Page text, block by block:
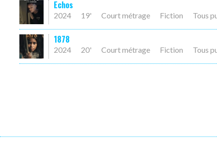
Echos
2024 19' Court métrage Fiction Tous
1878
2024 20' Court métrage Fiction Tous